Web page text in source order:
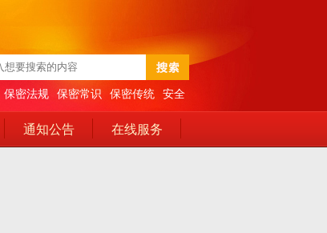
保密法规 保密常识 保密传统 安全
通知公告 在线服务